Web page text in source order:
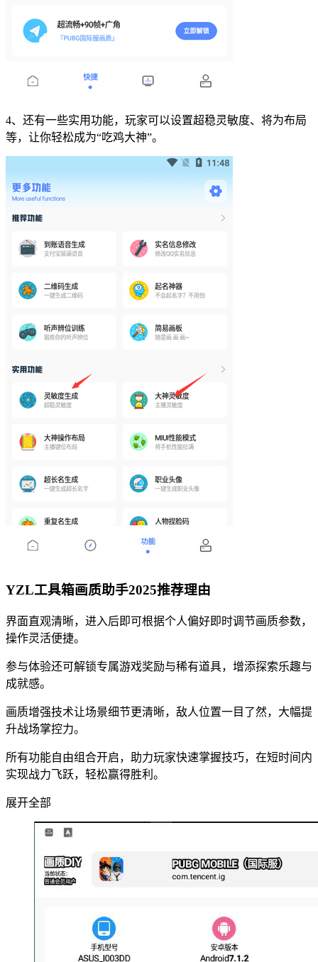
4、还有一些实用功能，玩家可以设置超稳灵敏度、将为布局
等，让你轻松成为“吃鸡大神”。
YZL工具箱画质助手2025推荐理由
界面直观清晰，进入后即可根据个人偏好即时调节画质参数，
操作灵活便捷。
参与体验还可解锁专属游戏奖励与稀有道具，增添探索乐趣与
成就感。
画质增强技术让场景细节更清晰，敌人位置一目了然，大幅提
升战场掌控力。
所有功能自由组合开启，助力玩家快速掌握技巧，在短时间内
实现战力飞跃，轻松赢得胜利。
展开全部